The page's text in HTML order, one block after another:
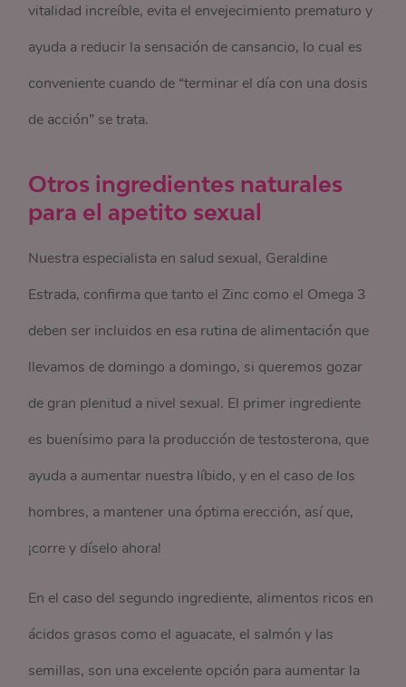
vitalidad increíble, evita el envejecimiento prematuro y
ayuda a reducir la sensación de cansancio, lo cual es
conveniente cuando de “terminar el día con una dosis
de acción” se trata.
Otros ingredientes naturales
para el apetito sexual
Nuestra especialista en salud sexual, Geraldine
Estrada, confirma que tanto el Zinc como el Omega 3
deben ser incluidos en esa rutina de alimentación que
llevamos de domingo a domingo, si queremos gozar
de gran plenitud a nivel sexual. El primer ingrediente
es buenísimo para la producción de testosterona, que
ayuda a aumentar nuestra líbido, y en el caso de los
hombres, a mantener una óptima erección, así que,
¡corre y díselo ahora!
En el caso del segundo ingrediente, alimentos ricos en
ácidos grasos como el aguacate, el salmón y las
semillas, son una excelente opción para aumentar la